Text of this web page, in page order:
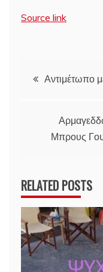
Source link
Αντιμέτωπο
Μπρους
RELATED POSTS